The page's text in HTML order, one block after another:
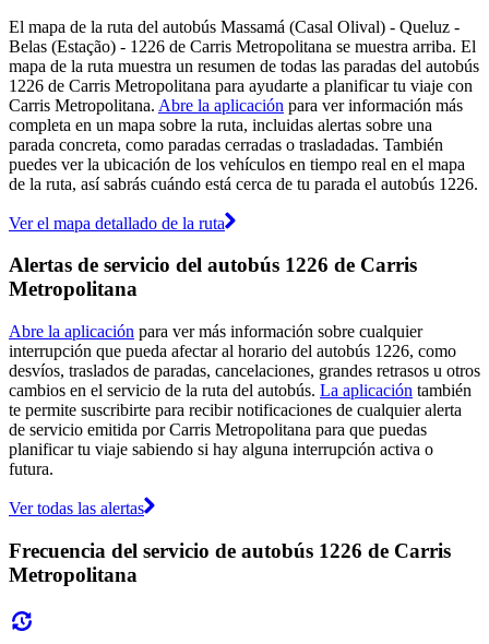
El mapa de la ruta del autobús Massamá (Casal Olival) - Queluz -
Belas (Estação) - 1226 de Carris Metropolitana se muestra arriba. El
mapa de la ruta muestra un resumen de todas las paradas del autobús
1226 de Carris Metropolitana para ayudarte a planificar tu viaje con
Carris Metropolitana. Abre la aplicación para ver información más
completa en un mapa sobre la ruta, incluidas alertas sobre una
parada concreta, como paradas cerradas o trasladadas. También
puedes ver la ubicación de los vehículos en tiempo real en el mapa
de la ruta, así sabrás cuándo está cerca de tu parada el autobús 1226.
Ver el mapa detallado de la ruta
Alertas de servicio del autobús 1226 de Carris
Metropolitana
Abre la aplicación para ver más información sobre cualquier
interrupción que pueda afectar al horario del autobús 1226, como
desvíos, traslados de paradas, cancelaciones, grandes retrasos u otros
cambios en el servicio de la ruta del autobús. La aplicación también
te permite suscribirte para recibir notificaciones de cualquier alerta
de servicio emitida por Carris Metropolitana para que puedas
planificar tu viaje sabiendo si hay alguna interrupción activa o
futura.
Ver todas las alertas
Frecuencia del servicio de autobús 1226 de Carris
Metropolitana